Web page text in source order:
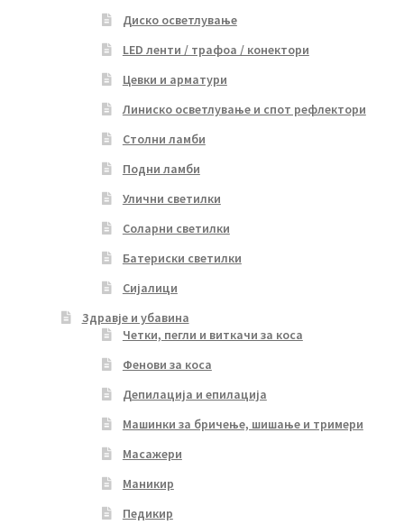
Диско осветлување
LED ленти / трафоа / конектори
Цевки и арматури
Линиско осветлување и спот рефлектори
Столни ламби
Подни ламби
Улични светилки
Соларни светилки
Батериски светилки
Сијалици
Здравје и убавина
Четки, пегли и виткачи за коса
Фенови за коса
Депилација и епилација
Машинки за бричење, шишање и тримери
Масажери
Маникир
Педикир